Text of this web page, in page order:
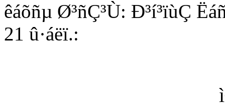
êáõñµ Ø³ñÇ³Ù: Ð³í³ïùÇ
21 û·áëï.: